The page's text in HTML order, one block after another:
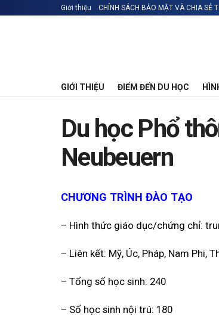
Giới thiệu CHÍNH SÁCH BẢO MẬT VÀ CHIA SẺ
GIỚI THIỆU ĐIỂM ĐẾN DU HỌC
Du học Phổ
Neubeuern
CHƯƠNG TRÌNH ĐÀO TẠO
– Hình thức giáo dục/chứng chỉ:
– Liên kết: Mỹ, Úc, Pháp, Nam Phi,
– Tổng số học sinh: 240
– Số học sinh nội trú: 180